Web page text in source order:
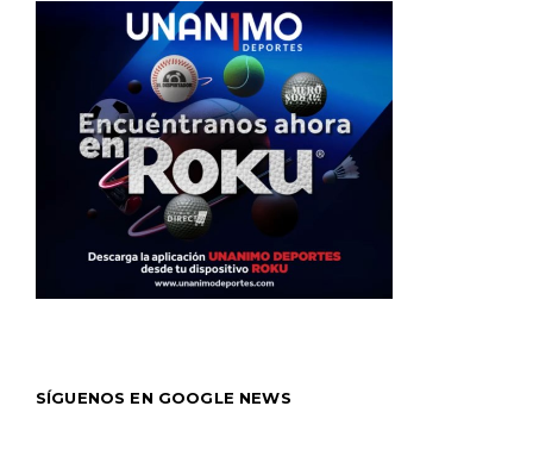
SÍGUENOS EN GOOGLE NEWS